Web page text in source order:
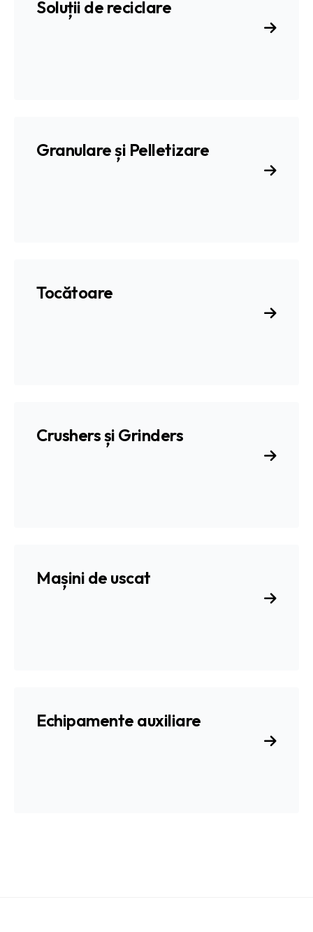
Soluții de reciclare
Granulare și Pelletizare
Tocătoare
Crushers și Grinders
Mașini de uscat
Echipamente auxiliare